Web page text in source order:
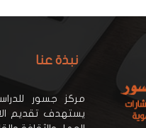
نبذة عنا
مركز جسور
يستهدف تقديم